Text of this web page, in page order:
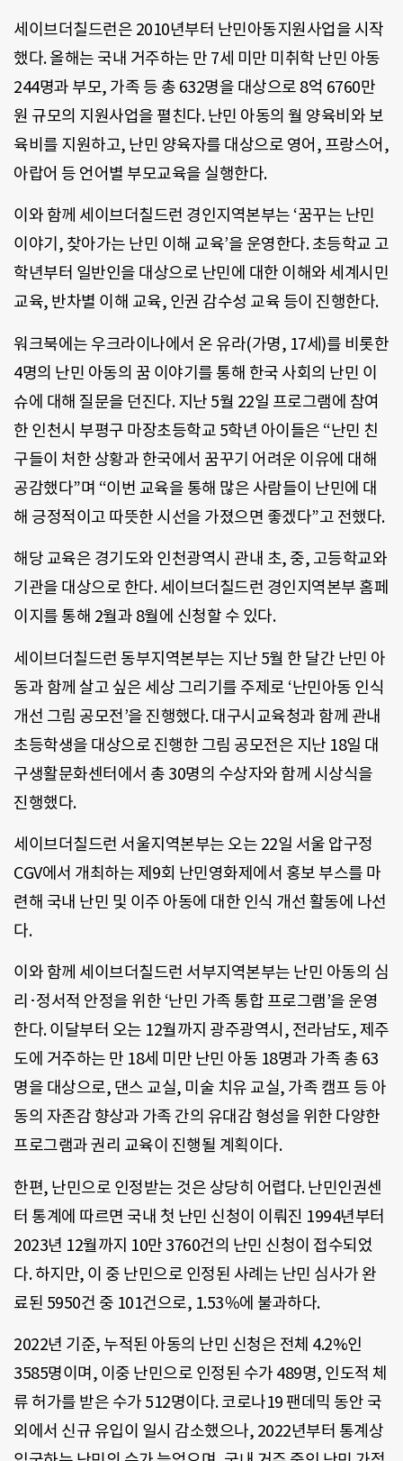
세이브더칠드런은 2010년부터 난민아동지원사업을 시작
했다. 올해는 국내 거주하는 만 7세 미만 미취학 난민 아동
244명과 부모, 가족 등 총 632명을 대상으로 8억 6760만
원 규모의 지원사업을 펼친다. 난민 아동의 월 양육비와 보
육비를 지원하고, 난민 양육자를 대상으로 영어, 프랑스어,
아랍어 등 언어별 부모교육을 실행한다.
이와 함께 세이브더칠드런 경인지역본부는 ‘꿈꾸는 난민
이야기, 찾아가는 난민 이해 교육’을 운영한다. 초등학교 고
학년부터 일반인을 대상으로 난민에 대한 이해와 세계시민
교육, 반차별 이해 교육, 인권 감수성 교육 등이 진행한다.
워크북에는 우크라이나에서 온 유라(가명, 17세)를 비롯한
4명의 난민 아동의 꿈 이야기를 통해 한국 사회의 난민 이
슈에 대해 질문을 던진다. 지난 5월 22일 프로그램에 참여
한 인천시 부평구 마장초등학교 5학년 아이들은 “난민 친
구들이 처한 상황과 한국에서 꿈꾸기 어려운 이유에 대해
공감했다”며 “이번 교육을 통해 많은 사람들이 난민에 대
해 긍정적이고 따뜻한 시선을 가졌으면 좋겠다”고 전했다.
해당 교육은 경기도와 인천광역시 관내 초, 중, 고등학교와
기관을 대상으로 한다. 세이브더칠드런 경인지역본부 홈페
이지를 통해 2월과 8월에 신청할 수 있다.
세이브더칠드런 동부지역본부는 지난 5월 한 달간 난민 아
동과 함께 살고 싶은 세상 그리기를 주제로 ‘난민아동 인식
개선 그림 공모전’을 진행했다. 대구시교육청과 함께 관내
초등학생을 대상으로 진행한 그림 공모전은 지난 18일 대
구생활문화센터에서 총 30명의 수상자와 함께 시상식을
진행했다.
세이브더칠드런 서울지역본부는 오는 22일 서울 압구정
CGV에서 개최하는 제9회 난민영화제에서 홍보 부스를 마
련해 국내 난민 및 이주 아동에 대한 인식 개선 활동에 나선
다.
이와 함께 세이브더칠드런 서부지역본부는 난민 아동의 심
리･정서적 안정을 위한 ‘난민 가족 통합 프로그램’을 운영
한다. 이달부터 오는 12월까지 광주광역시, 전라남도, 제주
도에 거주하는 만 18세 미만 난민 아동 18명과 가족 총 63
명을 대상으로, 댄스 교실, 미술 치유 교실, 가족 캠프 등 아
동의 자존감 향상과 가족 간의 유대감 형성을 위한 다양한
프로그램과 권리 교육이 진행될 계획이다.
한편, 난민으로 인정받는 것은 상당히 어렵다. 난민인권센
터 통계에 따르면 국내 첫 난민 신청이 이뤄진 1994년부터
2023년 12월까지 10만 3760건의 난민 신청이 접수되었
다. 하지만, 이 중 난민으로 인정된 사례는 난민 심사가 완
료된 5950건 중 101건으로, 1.53％에 불과하다.
2022년 기준, 누적된 아동의 난민 신청은 전체 4.2%인
3585명이며, 이중 난민으로 인정된 수가 489명, 인도적 체
류 허가를 받은 수가 512명이다. 코로나19 팬데믹 동안 국
외에서 신규 유입이 일시 감소했으나, 2022년부터 통계상